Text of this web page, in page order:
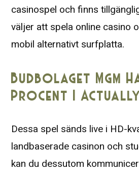
casinospel och finns
väljer att spela online casino
mobil alternativt surfplatta.
Budbolaget Mgm
Procent I Actually
Dessa spel sänds live i HD-
landbaserade casinon och
kan du dessutom